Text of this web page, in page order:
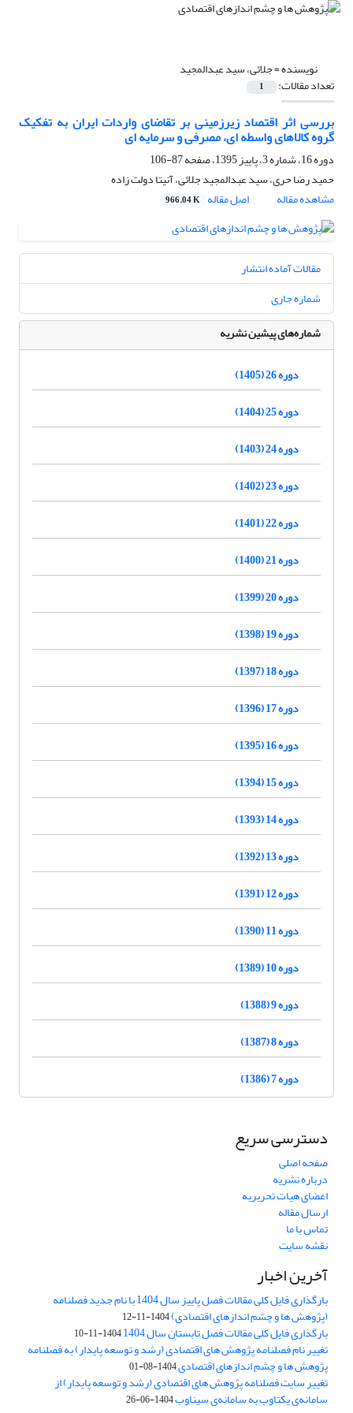
نویسنده =جلائی، سید عبدالمجید
تعداد مقالات: 1
بررسی اثر اقتصاد زیرزمینی بر تقاضای واردات ایران به تفکیک
گروه کالاهای واسطه ای، مصرفی و سرمایه ای
دوره 16، شماره 3، پاییز 1395، صفحه
87-106
حمید رضا حری، سید عبدالمجید جلائی، آنیتا دولت زاده
مشاهده مقاله
اصل مقاله 966.04 K
مقالات آماده انتشار
شماره جاری
شماره‌های پیشین نشریه
دوره 26 (1405)
دوره 25 (1404)
دوره 24 (1403)
دوره 23 (1402)
دوره 22 (1401)
دوره 21 (1400)
دوره 20 (1399)
دوره 19 (1398)
دوره 18 (1397)
دوره 17 (1396)
دوره 16 (1395)
دوره 15 (1394)
دوره 14 (1393)
دوره 13 (1392)
دوره 12 (1391)
دوره 11 (1390)
دوره 10 (1389)
دوره 9 (1388)
دوره 8 (1387)
دوره 7 (1386)
دسترسی سریع
صفحه اصلی
درباره نشریه
اعضای هیات تحریریه
ارسال مقاله
تماس با ما
نقشه سایت
آخرین اخبار
بارگذاری فایل کلی مقالات فصل پاییز سال 1404 با نام جدید فصلنامه
(پژوهش ها و چشم اندازهای اقتصادی)1404-11-12
بارگذاری فایل کلی مقالات فصل تابستان سال 1404 1404-11-10
تغییر نام فصلنامه پژوهش های اقتصادی (رشد و توسعه پایدار) به فصلنامه
پژوهش ها و چشم اندازهای اقتصادی1404-08-01
تغییر سایت فصلنامه پژوهش های اقتصادی (رشد و توسعه پایدار) از
سامانه‌ی یکتاوب به سامانه‌ی سیناوب1404-06-26